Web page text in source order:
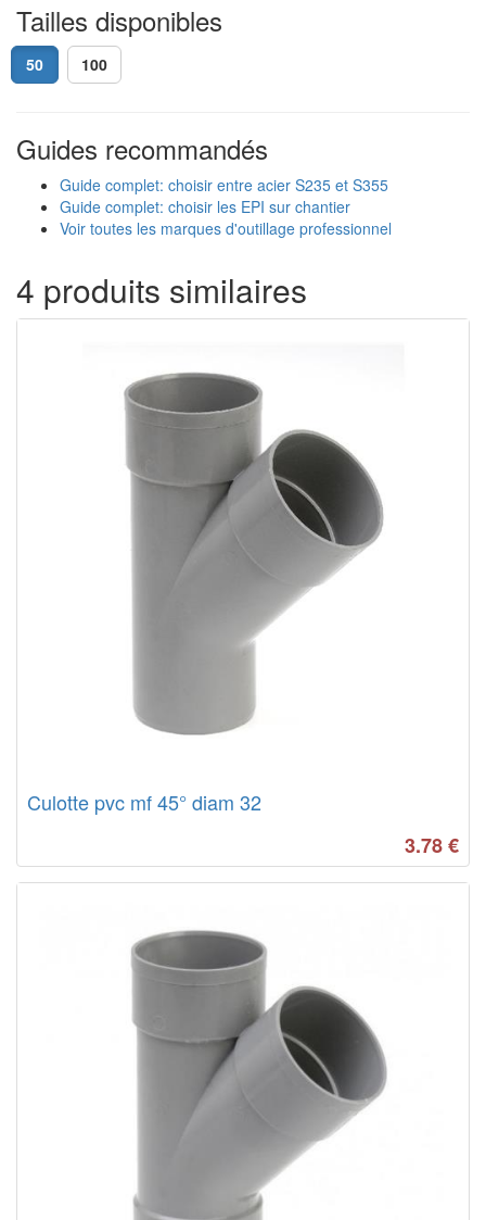
Tailles disponibles
50 100
Guides recommandés
Guide complet: choisir entre acier S235 et S355
Guide complet: choisir les EPI sur chantier
Voir toutes les marques d'outillage professionnel
4 produits similaires
Culotte pvc mf 45° diam 32
3.78€